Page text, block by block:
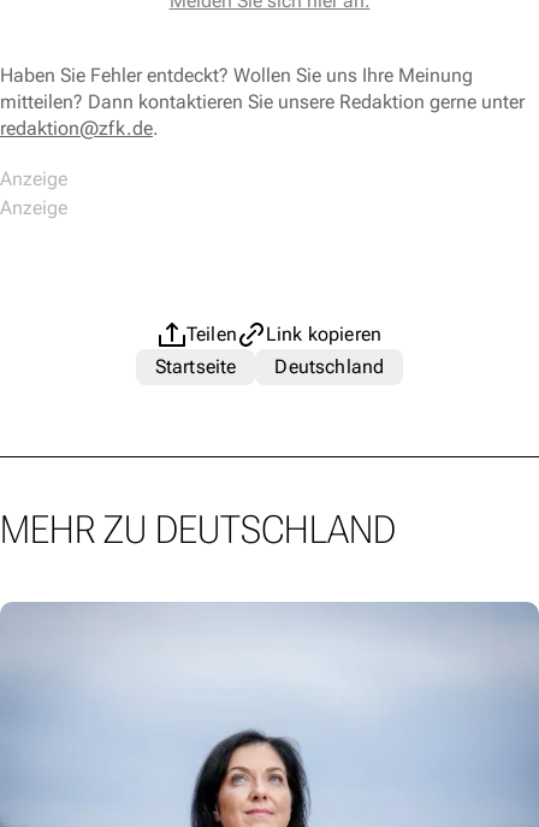
Haben Sie Fehler entdeckt? Wollen Sie uns Ihre Meinung
mitteilen? Dann kontaktieren Sie unsere Redaktion gerne unter
redaktion@zfk.de.
Teilen
Link kopieren
Startseite
Deutschland
MEHR ZU DEUTSCHLAND